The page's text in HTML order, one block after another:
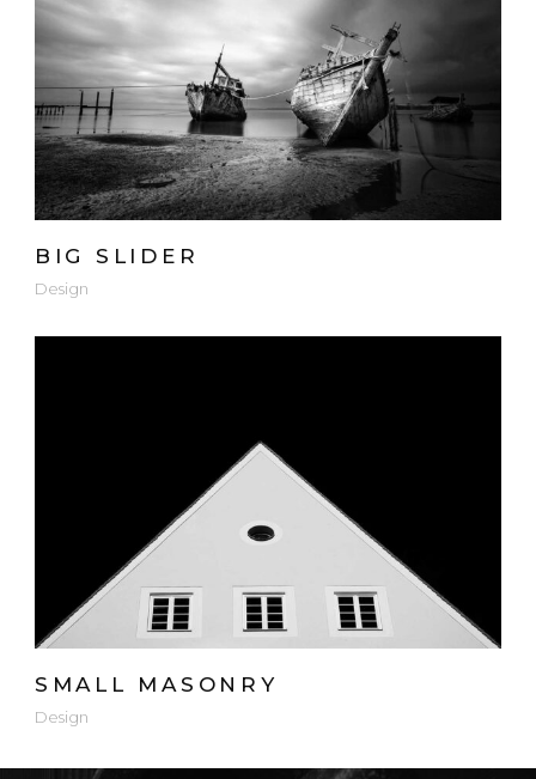
BIG SLIDER
Design
SMALL MASONRY
Design